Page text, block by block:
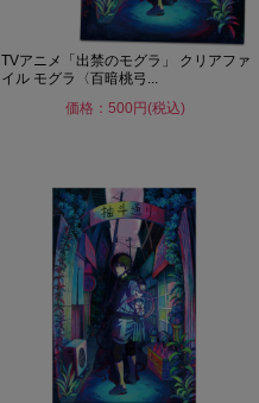
TVアニメ「出禁のモグラ」 クリアファ
イル モグラ〈百暗桃弓...
価格：500円(税込)